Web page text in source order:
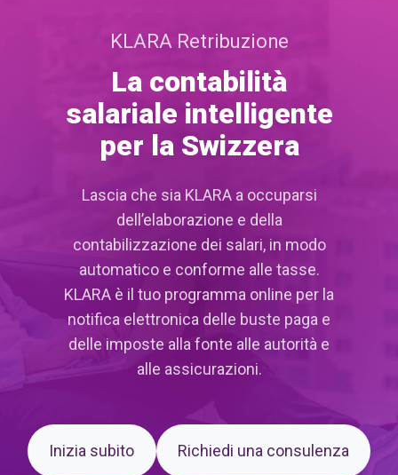
KLARA Retribuzione
La contabilità
salariale intelligente
per la Swizzera
Lascia che sia KLARA a occuparsi
dell’elaborazione e della
contabilizzazione dei salari, in modo
automatico e conforme alle tasse.
KLARA è il tuo programma online per la
notifica elettronica delle buste paga e
delle imposte alla fonte alle autorità e
alle assicurazioni.
Inizia subito Richiedi una consulenza